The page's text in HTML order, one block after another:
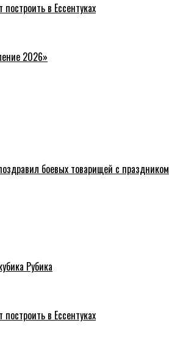
в Ессентуках
2026»
боевых товарищей с праздником
Рубика
в Ессентуках